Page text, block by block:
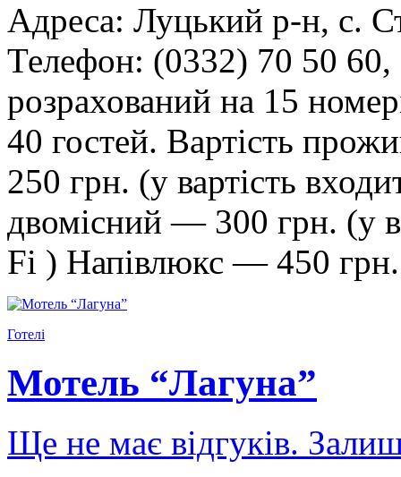
Адреса: Луцький р-н, с.
Телефон: (0332) 70 50 60,
розрахований на 15
40 гостей. Вартість
250 грн. (у вартість
двомісний — 300 грн. (у
Fi ) Напівлюкс — 450
Готелі
Мотель “Лагуна”
Ще не має відгуків.